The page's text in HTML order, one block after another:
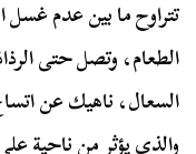
تتراوح ما بين عدم غسل
الطعام، وتصل حتى
السعال، ناهيك عن
والذي يؤثر من ناحية